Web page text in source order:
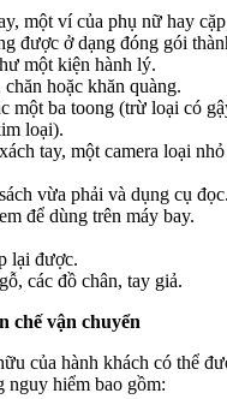
một ví của phụ nữ hay
được ở dạng đóng gói
một kiện hành lý.
hoặc khăn quàng.
một ba toong (trừ loại có
loại).
tay, một camera loại
vừa phải và dụng cụ đọc.
để dùng trên máy bay.
lại được.
các đồ chân, tay giả.
chế vận chuyển
của hành khách có thể
nguy hiểm bao gồm: